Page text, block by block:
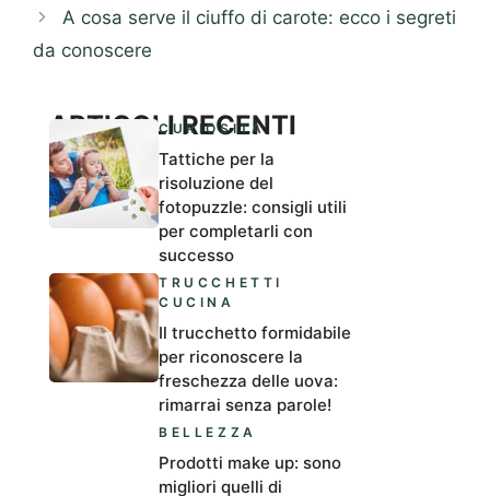
A cosa serve il ciuffo di carote: ecco i segreti
da conoscere
ARTICOLI RECENTI
CURIOSITÀ
Tattiche per la
risoluzione del
fotopuzzle: consigli utili
per completarli con
successo
TRUCCHETTI
CUCINA
Il trucchetto formidabile
per riconoscere la
freschezza delle uova:
rimarrai senza parole!
BELLEZZA
Prodotti make up: sono
migliori quelli di